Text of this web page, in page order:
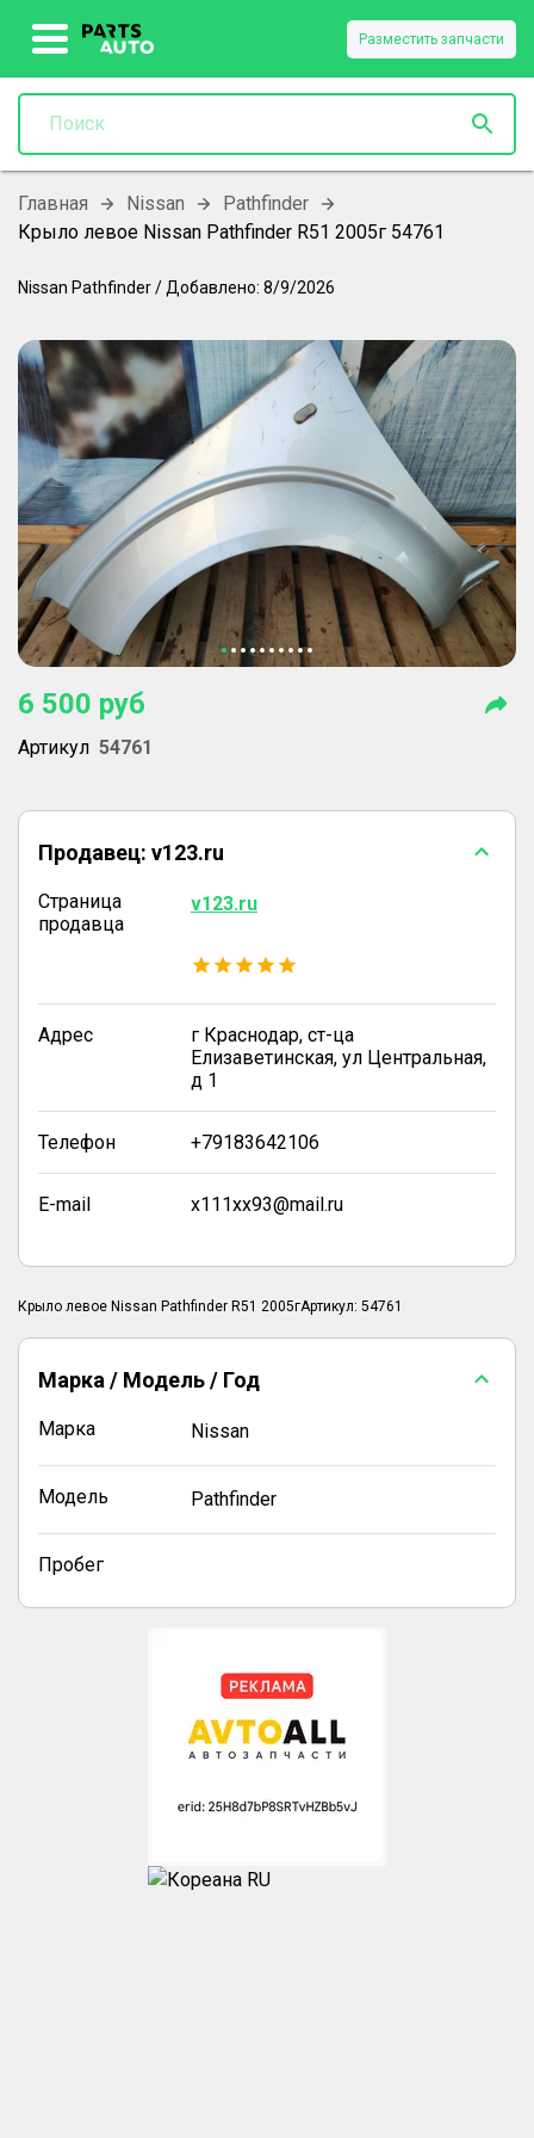
Разместить запчасти
Главная Nissan
Pathfinder
Крыло левое Nissan Pathfinder R51 2005г 54761
Nissan Pathfinder/ Добавлено: 8/9/2026
6 500 руб
Артикул 54761
Продавец: v123.ru
Страница
продавца
v123.ru
Адрес
г Краснодар, ст-ца
Елизаветинская, ул Центральная,
д 1
Телефон +79183642106
E-mail x111xx93@mail.ru
Крыло левое Nissan Pathfinder R51 2005гАртикул: 54761
Марка / Модель / Год
Марка Nissan
Модель Pathfinder
Пробег